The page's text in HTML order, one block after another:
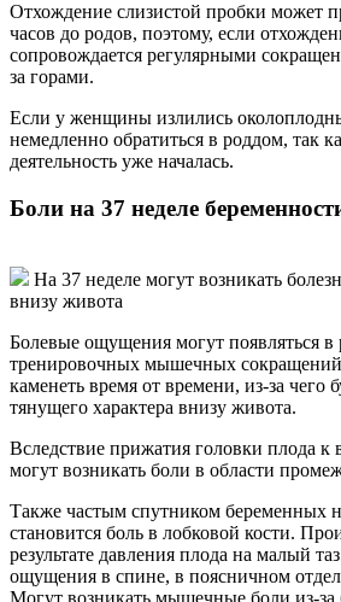
Отхождение слизистой пробки может
часов до родов, поэтому, если
сопровождается регулярными
за горами.
Если у женщины излились
немедленно обратиться в роддом, так
деятельность уже началась.
Боли на 37 неделе
На 37 неделе могут возникать
внизу живота
Болевые ощущения могут появляться в
тренировочных мышечных
каменеть время от времени, из-за чего
тянущего характера внизу живота.
Вследствие прижатия головки плода к
могут возникать боли в области
Также частым спутником беременных
становится боль в лобковой кости.
результате давления плода на малый
ощущения в спине, в поясничном
Могут возникать мышечные боли из-за